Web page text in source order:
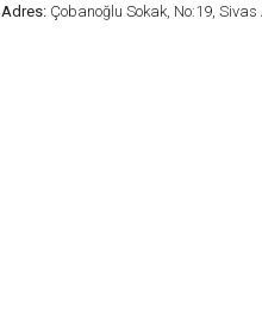
Adres:Çobanoğlu Sokak, No:19,